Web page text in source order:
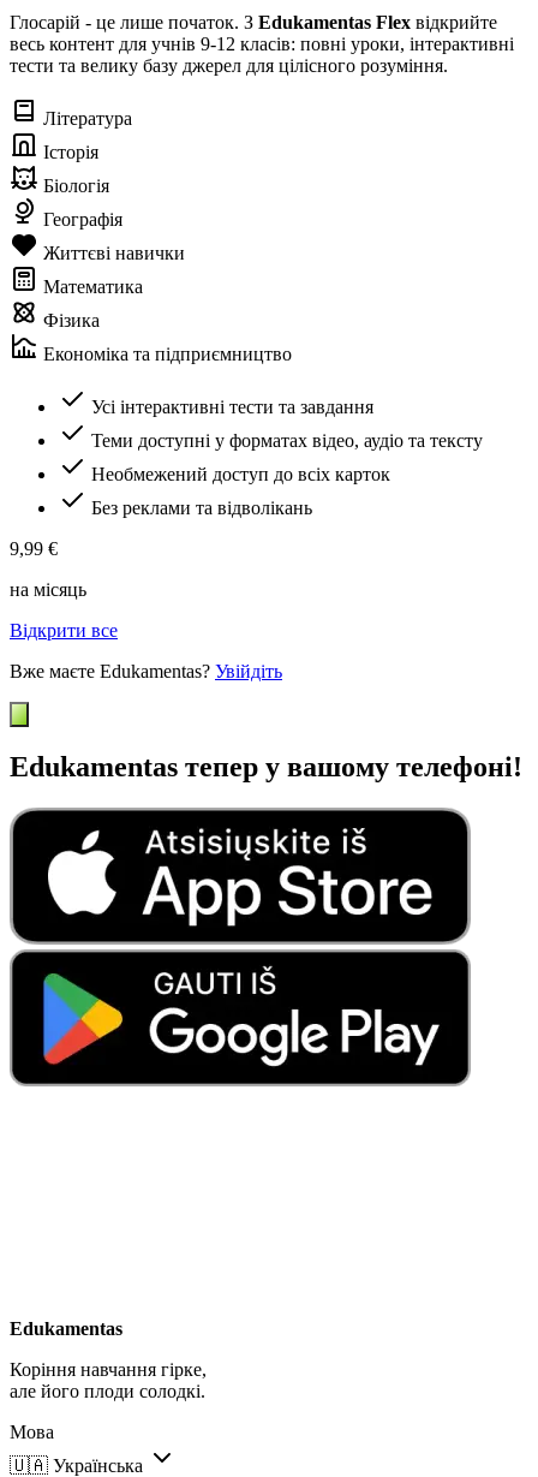
Глосарій - це лише початок. З Edukamentas Flex відкрийте
весь контент для учнів 9-12 класів: повні уроки, інтерактивні
тести та велику базу джерел для цілісного розуміння.
Література
Історія
Біологія
Географія
Життєві навички
Математика
Фізика
Економіка та підприємництво
Усі інтерактивні тести та завдання
Теми доступні у форматах відео, аудіо та тексту
Необмежений доступ до всіх карток
Без реклами та відволікань
9,99 €
на місяць
Відкрити все
Вже маєте Edukamentas? Увійдіть
Edukamentas тепер у вашому телефоні!
Edukamentas
Коріння навчання гірке,
але його плоди солодкі.
Мова
🇺🇦 Українська